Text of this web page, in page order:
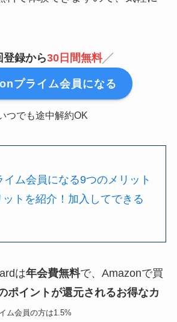
登録から30日間無料╱
プライム会員になる
つでも途中解約OK
ム会員になる9つのメリット
ットを紹介！加入してできる
は年会費無料で、Amazonで買
ポイントが還元されるお得なカ
ム会員の方は1.5%